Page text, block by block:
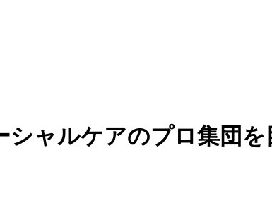
ャルケアのプロ集団を